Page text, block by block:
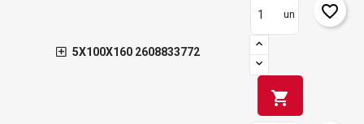
5X100X160 2608833772
un
shopping_cart
favorite_border